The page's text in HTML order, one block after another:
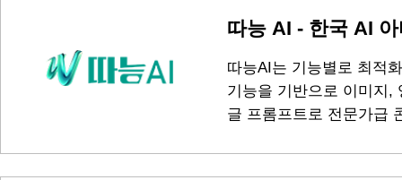
따능 AI - 한국 AI
따능AI는 기능별로 최적
기능을 기반으로 이미지
글 프롬프트로 전문가급